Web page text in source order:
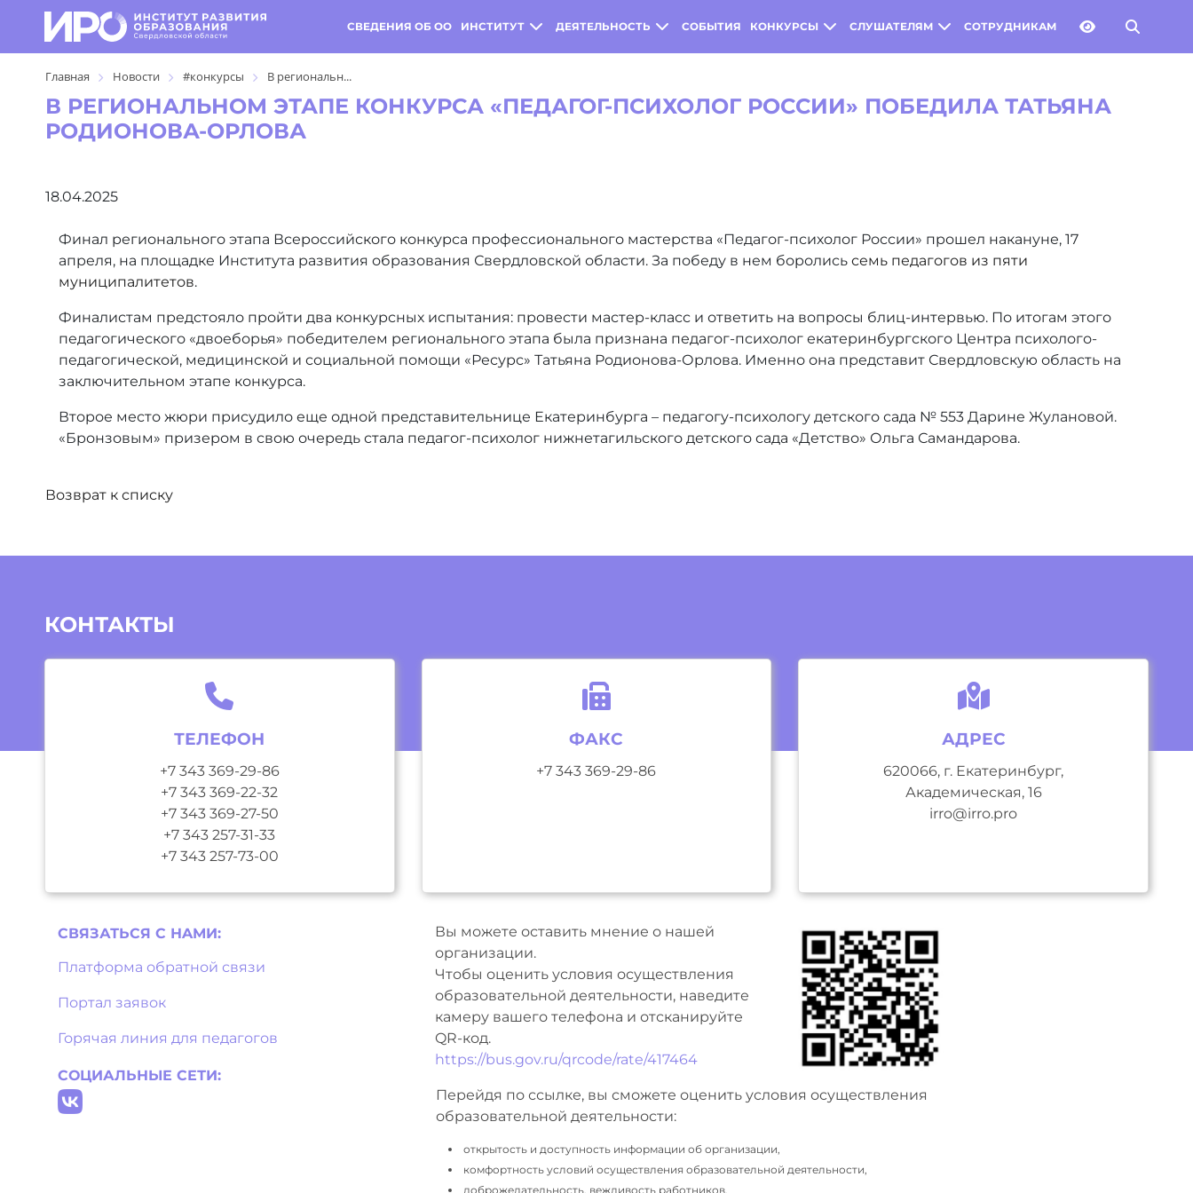
СВЕДЕНИЯ ОБ ОО ИНСТИТУТ ДЕЯТЕЛЬНОСТЬ СОБЫТИЯ КОНКУРСЫ СЛУШАТЕЛЯМ СОТРУДНИКАМ
Главная Новости #конкурсы В региональн...
В РЕГИОНАЛЬНОМ ЭТАПЕ КОНКУРСА «ПЕДАГОГ-ПСИХОЛОГ РОССИИ» ПОБЕДИЛА ТАТЬЯНА
РОДИОНОВА-ОРЛОВА
18.04.2025
Финал регионального этапа Всероссийского конкурса профессионального мастерства «Педагог-психолог России» прошел накануне, 17
апреля, на площадке Института развития образования Свердловской области. За победу в нем боролись семь педагогов из пяти
муниципалитетов.
Финалистам предстояло пройти два конкурсных испытания: провести мастер-класс и ответить на вопросы блиц-интервью. По итогам этого
педагогического «двоеборья» победителем регионального этапа была признана педагог-психолог екатеринбургского Центра психолого-
педагогической, медицинской и социальной помощи «Ресурс» Татьяна Родионова-Орлова. Именно она представит Свердловскую область на
заключительном этапе конкурса.
Второе место жюри присудило еще одной представительнице Екатеринбурга – педагогу-психологу детского сада № 553 Дарине Жулановой.
«Бронзовым» призером в свою очередь стала педагог-психолог нижнетагильского детского сада «Детство» Ольга Самандарова.
Возврат к списку
КОНТАКТЫ
ТЕЛЕФОН
+7 343 369-29-86
+7 343 369-22-32
+7 343 369-27-50
+7 343 257-31-33
+7 343 257-73-00
ФАКС
+7 343 369-29-86
АДРЕС
620066, г. Екатеринбург,
Академическая, 16
irro@irro.pro
СВЯЗАТЬСЯ С НAМИ:
Платформа обратной связи
Портал заявок
Горячая линия для педагогов
СОЦИАЛЬНЫЕ СЕТИ:
Вы можете оставить мнение о нашей
организации.
Чтобы оценить условия осуществления
образовательной деятельности, наведите
камеру вашего телефона и отсканируйте
QR-код.
https://bus.gov.ru/qrcode/rate/417464
Перейдя по ссылке, вы сможете оценить условия осуществления
образовательной деятельности:
открытость и доступность информации об организации,
комфортность условий осуществления образовательной деятельности,
доброжелательность, вежливость работников,